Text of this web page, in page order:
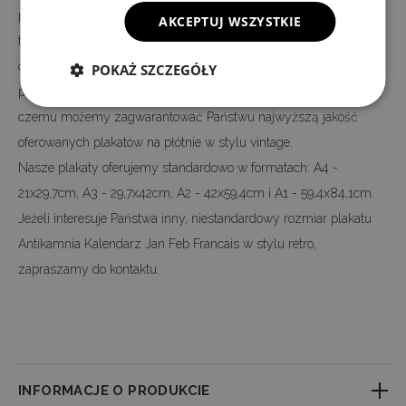
plakatów oferowanych na rynku. Nadruk wykonany jest w
technologii cyfrowej, dzięki czemu w 100 procentach, możemy
odwzorować kolory i szczegóły oryginalnego motywu. Cały
proces produkcji prowadzony jest w naszym zakładzie, dzięki
czemu możemy zagwarantować Państwu najwyższą jakość
oferowanych plakatów na płótnie w stylu vintage.
Nasze plakaty oferujemy standardowo w formatach: A4 -
21x29,7cm, A3 - 29,7x42cm, A2 - 42x59,4cm i A1 - 59,4x84,1cm.
Jeżeli interesuje Państwa inny, niestandardowy rozmiar plakatu
Antikamnia Kalendarz Jan Feb Francais w stylu retro,
zapraszamy do kontaktu.
INFORMACJE O PRODUKCIE
AKCEPTUJ WSZYSTKIE
POKAŻ SZCZEGÓŁY